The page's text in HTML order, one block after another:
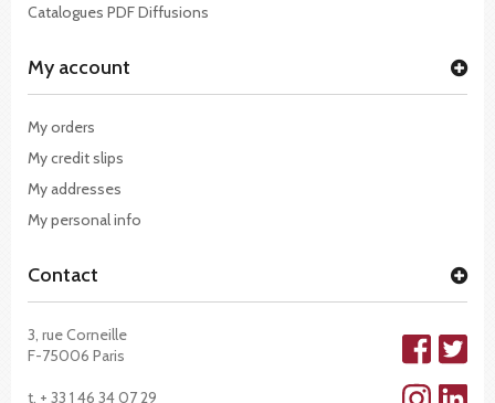
Catalogues PDF Diffusions
My account
My orders
My credit slips
My addresses
My personal info
Contact
3, rue Corneille
F-75006 Paris
t. + 33 1 46 34 07 29